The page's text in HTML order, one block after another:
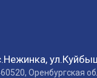
Оренбургская